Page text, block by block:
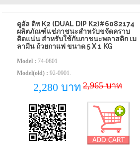
ดูอัล ดิพ K2 (DUAL DIP K2)#6082174
ผลิตภัณฑ์แช่ภาชนะสำหรับขจัดคราบ
ติดแน่น สำหรับใช้กับภาชนะพลาสติก เม
ลามีน ถ้วยกาแฟ ขนาด 5 X 1 KG
Model : 74-0801
Model(old) : 92-0901.
2,280 บาท 2,965 บาท